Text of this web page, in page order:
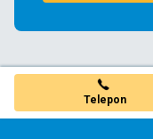
Telepon